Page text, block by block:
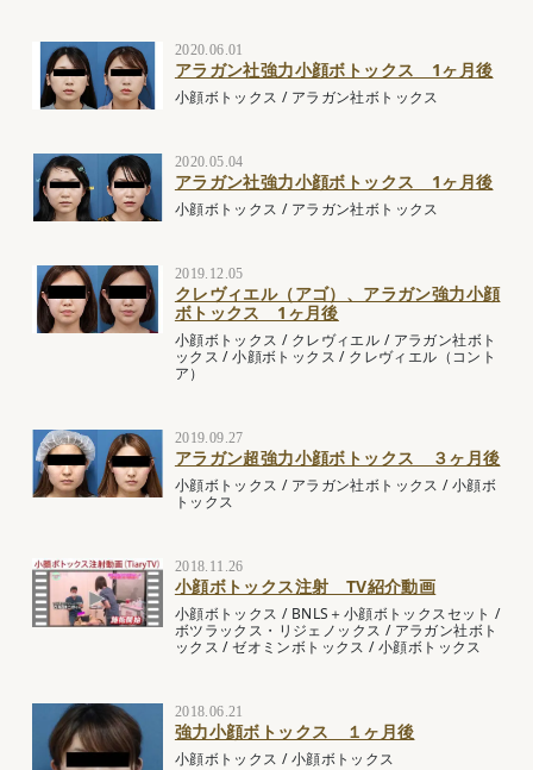
2020.06.01
アラガン社強力小顔ボトックス 1ヶ月後
小顔ボトックス / アラガン社ボトックス
2020.05.04
アラガン社強力小顔ボトックス 1ヶ月後
小顔ボトックス / アラガン社ボトックス
2019.12.05
クレヴィエル（アゴ）、アラガン強力小顔
ボトックス 1ヶ月後
小顔ボトックス / クレヴィエル / アラガン社ボト
ックス /小顔ボトックス / クレヴィエル（コント
ア）
2019.09.27
アラガン超強力小顔ボトックス ３ヶ月後
小顔ボトックス / アラガン社ボトックス /小顔ボ
トックス
2018.11.26
小顔ボトックス注射 TV紹介動画
小顔ボトックス / BNLS＋小顔ボトックスセット /
ボツラックス・リジェノックス / アラガン社ボト
ックス /ゼオミンボトックス /小顔ボトックス
2018.06.21
強力小顔ボトックス １ヶ月後
小顔ボトックス /小顔ボトックス